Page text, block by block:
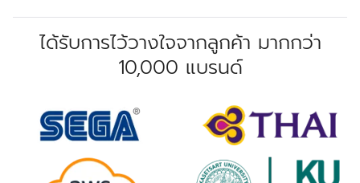
ได้รับการไว้วางใจจากลูกค้า มากกว่า
10,000 แบรนด์